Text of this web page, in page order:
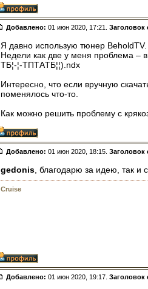
Добавлено: 01 июн 2020, 17:21. Заголовок
Я давно использую тюнер
Недели как две у меня проблема –
TБ¦-¦-TПTАTБ¦¦).ndx
Интересно, что если вручную
поменялось что-то.
Как можно решить проблему с
Добавлено: 01 июн 2020, 18:15. Заголовок
gedonis , благодарю за идею, так
Cruise
Добавлено: 01 июн 2020, 19:17. Заголовок